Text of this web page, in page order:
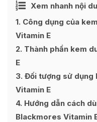
Xem nhanh nội
1 Công dụng của
Vitamin E
2 Thành phần kem
E
3 Đối tượng sử dụng
Vitamin E
4 Hướng dẫn cách
Blackmores Vitamin